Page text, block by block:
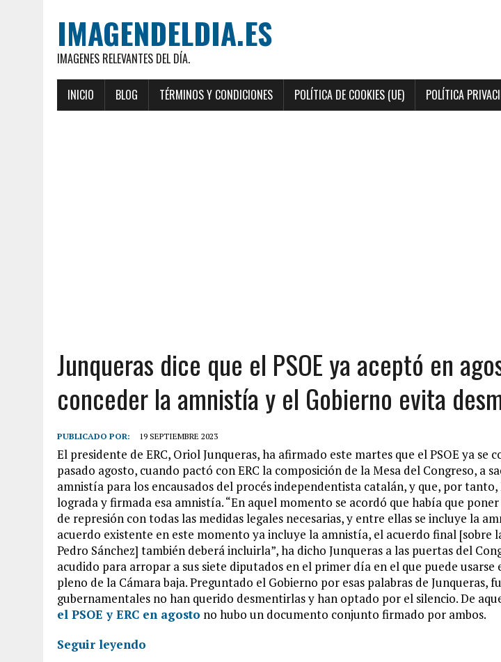
IMAGENDELDIA.ES
IMAGENES RELEVANTES DEL DÍA.
INICIO BLOG TÉRMINOS Y CONDICIONES POLÍTICA DE COOKIES (UE) POLÍTICA
Junqueras dice que el PSOE ya aceptó en
conceder la amnistía y el Gobierno evita
PUBLICADO POR: 19 SEPTIEMBRE 2023
El presidente de ERC, Oriol Junqueras, ha afirmado este martes que el PSOE ya se
pasado agosto, cuando pactó con ERC la composición de la Mesa del Congreso, a
amnistía para los encausados del procés independentista catalán, y que, por tanto,
lograda y firmada esa amnistía. “En aquel momento se acordó que había que
de represión con todas las medidas legales necesarias, y entre ellas se incluye la
acuerdo existente en este momento ya incluye la amnistía, el acuerdo final [sobre
Pedro Sánchez] también deberá incluirla”, ha dicho Junqueras a las puertas del
acudido para arropar a sus siete diputados en el primer día en el que puede usarse
pleno de la Cámara baja. Preguntado el Gobierno por esas palabras de Junqueras,
gubernamentales no han querido desmentirlas y han optado por el silencio. De
el PSOE y ERC en agosto no hubo un documento conjunto firmado por ambos.
Seguir leyendo